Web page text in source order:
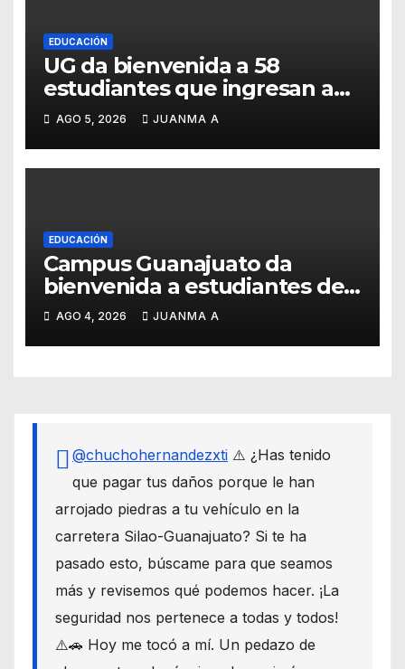
EDUCACIÓN
UG da bienvenida a 58
estudiantes que ingresan a
través de los programas de
equidad
AGO 5, 2026 JUANMA A
EDUCACIÓN
Campus Guanajuato da
bienvenida a estudiantes del
Programa Institucional de
Movilidad e Intercambio
AGO 4, 2026 JUANMA A
@chuchohernandezxti ⚠️ ¿Has tenido
que pagar tus daños porque le han
arrojado piedras a tu vehículo en la
carretera Silao-Guanajuato? Si te ha
pasado esto, búscame para que seamos
más y revisemos qué podemos hacer. ¡La
seguridad nos pertenece a todas y todos!
⚠️🚗 Hoy me tocó a mí. Un pedazo de